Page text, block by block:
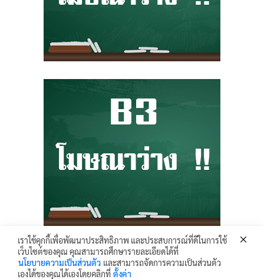
Krunhongonline.com © 2017 - All Rights Reserved.
ครูหน่องออนไลน์ เว็บไซต์ข้อมูล ข่าวสาร เพื่อการเผยแพร่ความรู้ ด้านการศึกษา
เราใช้คุกกี้เพื่อพัฒนาประสิทธิภาพ และประสบการณ์ที่ดีในการใช้
เว็บไซต์ของคุณ คุณสามารถศึกษารายละเอียดได้ที่
นโยบายความเป็นส่วนตัว และสามารถจัดการความเป็นส่วนตัว
เองได้ของคุณได้เองโดยคลิกที่ ตั้งค่า